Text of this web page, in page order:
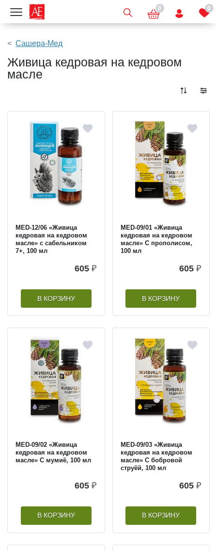
Показать меню 0 0
Сашера-Мед
Живица кедровая на кедровом
масле
MED-12/06 «Живица
кедровая на кедровом
масле» с сабельником
7+, 100 мл
605 ₽
В КОРЗИНУ
MED-09/01 «Живица
кедровая на кедровом
масле» С прополисом,
100 мл
605 ₽
В КОРЗИНУ
MED-09/02 «Живица
кедровая на кедровом
масле» С мумиё, 100 мл
605 ₽
В КОРЗИНУ
MED-09/03 «Живица
кедровая на кедровом
масле» С бобровой
струёй, 100 мл
605 ₽
В КОРЗИНУ